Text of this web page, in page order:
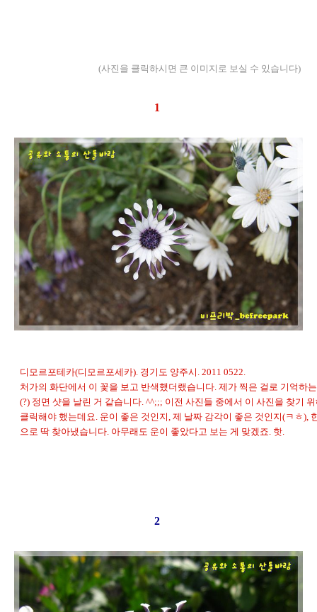
(사진을 클릭하시면 큰 이미지로 보실 수 있습니다)
1
디모르포테카(디모르포세카). 경기도 양주시. 2011 0522.
처가의 화단에서 이 꽃을 보고 반색했더랬습니다. 제가 찍은 걸로 기억하
(?) 정면 샷을 날린 거 같습니다. ^^;;; 이전 사진들 중에서 이 사진을 찾기
클릭해야 했는데요. 운이 좋은 것인지, 제 날짜 감각이 좋은 것인지(ㅋㅎ),
으로 딱 찾아냈습니다. 아무래도 운이 좋았다고 보는 게 맞겠죠. 핫.
2